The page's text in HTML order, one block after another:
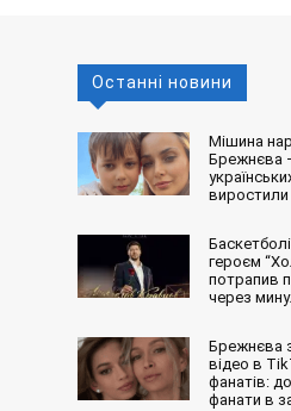
Останні новини
Мішина
Брежнєва –
виростили
героєм
потрапив
через
Брежнєва
відео в
фанатів:
фанати в